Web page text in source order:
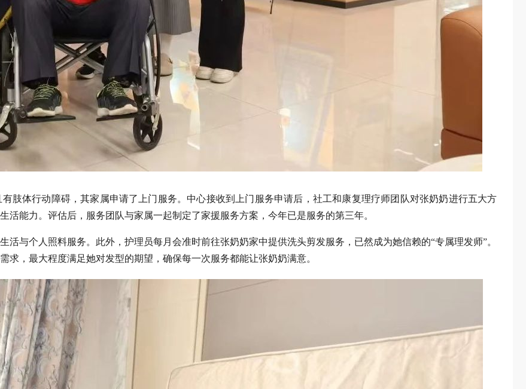
肢体行动障碍，其家属申请了上门服务。中心接收到上门服务申请后，社工和康复理疗师团队对张奶奶进行五大方
能力。评估后，服务团队与家属一起制定了家援服务方案，今年已是服务的第三年。
与个人照料服务。此外，护理员每月会准时前往张奶奶家中提供洗头剪发服务，已然成为她信赖的“专属理发师”。
，最大程度满足她对发型的期望，确保每一次服务都能让张奶奶满意。